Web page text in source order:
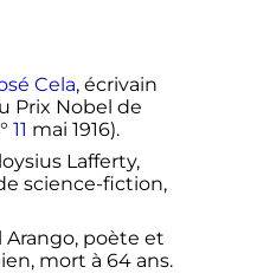
Cela, écrivain
Prix Nobel de
11 mai 1916).
Lafferty,
science-fiction,
Arango, poète et
mort à 64 ans.